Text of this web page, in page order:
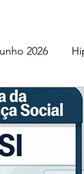
2026